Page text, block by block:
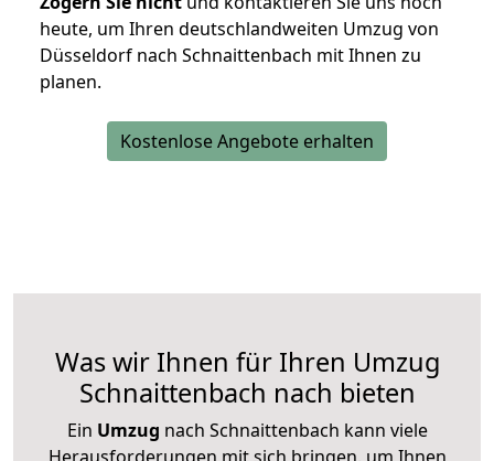
heute, um Ihren deutschlandweiten Umzug von
Düsseldorf nach Schnaittenbach mit Ihnen zu
planen.
Kostenlose Angebote erhalten
Was wir Ihnen für Ihren Umzug
Schnaittenbach nach bieten
Ein Umzug nach Schnaittenbach kann viele